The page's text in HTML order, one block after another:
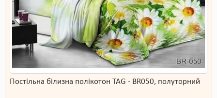
Постільна білизна полікотон TAG - BR050, полуторний